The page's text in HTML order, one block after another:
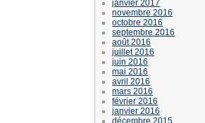
janvier 2017
novembre 2016
octobre 2016
septembre 2016
août 2016
juillet 2016
juin 2016
mai 2016
avril 2016
mars 2016
février 2016
janvier 2016
décembre 2015